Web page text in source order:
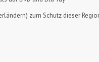
zum Schutz dieser